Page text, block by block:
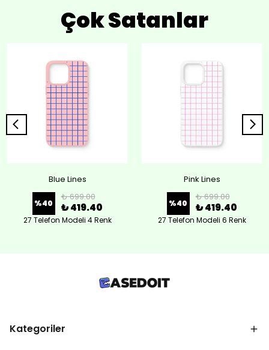
Çok Satanlar
Blue Lines
%40
₺ 699.00
₺ 419.40
27 Telefon Modeli 4 Renk
Pink Lines
%40
₺ 699.00
₺ 419.40
27 Telefon Modeli 6 Renk
Kategoriler